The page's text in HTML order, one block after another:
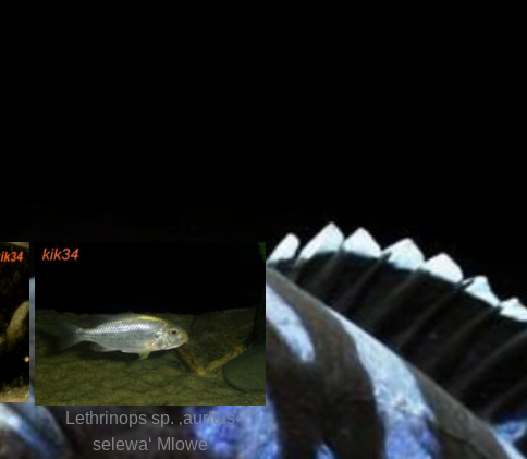
Lethrinops sp. ‚auritus
selewa‘ Mlowe